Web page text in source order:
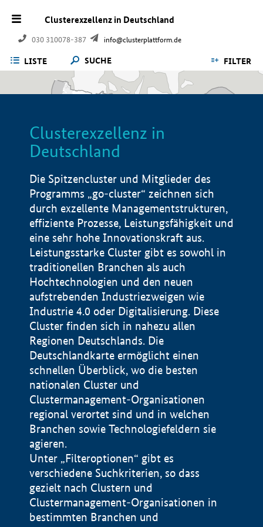
Clusterexzellenz in Deutschland
030 310078-387 info@clusterplattform.de
LISTE SUCHE FILTER
Clusterexzellenz in
Deutschland
Die Spitzencluster und Mitglieder des
Programms „go-cluster“ zeichnen sich
durch exzellente Managementstrukturen,
effiziente Prozesse, Leistungsfähigkeit und
eine sehr hohe Innovationskraft aus.
Leistungsstarke Cluster gibt es sowohl in
traditionellen Branchen als auch
Hochtechnologien und den neuen
aufstrebenden Industriezweigen wie
Industrie 4.0 oder Digitalisierung. Diese
Cluster finden sich in nahezu allen
Regionen Deutschlands. Die
Deutschlandkarte ermöglicht einen
schnellen Überblick, wo die besten
nationalen Cluster und
Clustermanagement-Organisationen
regional verortet sind und in welchen
Branchen sowie Technologiefeldern sie
agieren.
Unter „Filteroptionen“ gibt es
verschiedene Suchkriterien, so dass
gezielt nach Clustern und
Clustermanagement-Organisationen in
bestimmten Branchen und
Impressum
Datenschutzerklärung
BMWE, 2026 ©
100 km © Geobasis-DE / BKG 2015